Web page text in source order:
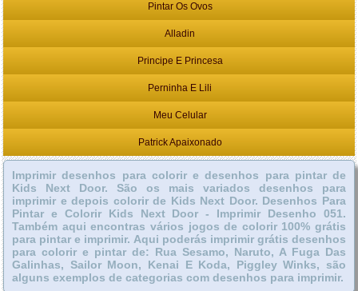
Pintar Os Ovos
Alladin
Principe E Princesa
Perninha E Lili
Meu Celular
Patrick Apaixonado
Imprimir desenhos para colorir e desenhos para pintar de
Kids Next Door. São os mais variados desenhos para
imprimir e depois colorir de Kids Next Door. Desenhos Para
Pintar e Colorir Kids Next Door - Imprimir Desenho 051.
Também aqui encontras vários jogos de colorir 100% grátis
para pintar e imprimir. Aqui poderás imprimir grátis desenhos
para colorir e pintar de: Rua Sesamo, Naruto, A Fuga Das
Galinhas, Sailor Moon, Kenai E Koda, Piggley Winks, são
alguns exemplos de categorias com desenhos para imprimir.